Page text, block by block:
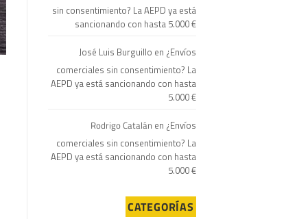
sin consentimiento? La AEPD ya está
sancionando con hasta 5.000 €
José Luis Burguillo en ¿Envíos
comerciales sin consentimiento? La
AEPD ya está sancionando con hasta
5.000 €
Rodrigo Catalán en ¿Envíos
comerciales sin consentimiento? La
AEPD ya está sancionando con hasta
5.000 €
CATEGORÍAS